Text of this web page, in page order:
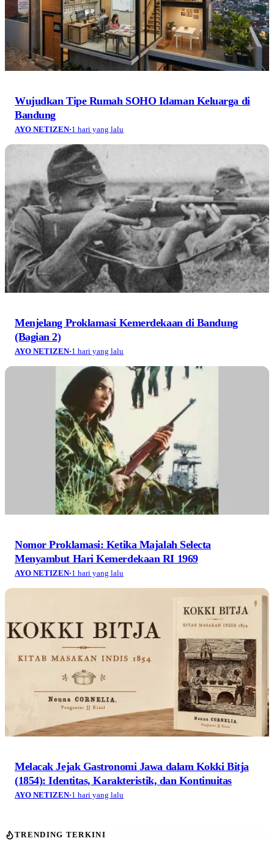
Wujudkan Tipe Rumah SOHO Idaman Keluarga di
Bandung
AYO NETIZEN·1 hari yang lalu
Menjelang Proklamasi Kemerdekaan di Bandung
(Bagian 2)
AYO NETIZEN·1 hari yang lalu
Nomor Proklamasi: Ketika Majalah Selecta
Menyambut Hari Kemerdekaan RI 1969
AYO NETIZEN·1 hari yang lalu
Melacak Jejak Gastronomi Jawa dalam Kokki Bitja
(1854): Identitas, Karakteristik, dan Kontinuitas
AYO NETIZEN·1 hari yang lalu
TRENDING TERKINI